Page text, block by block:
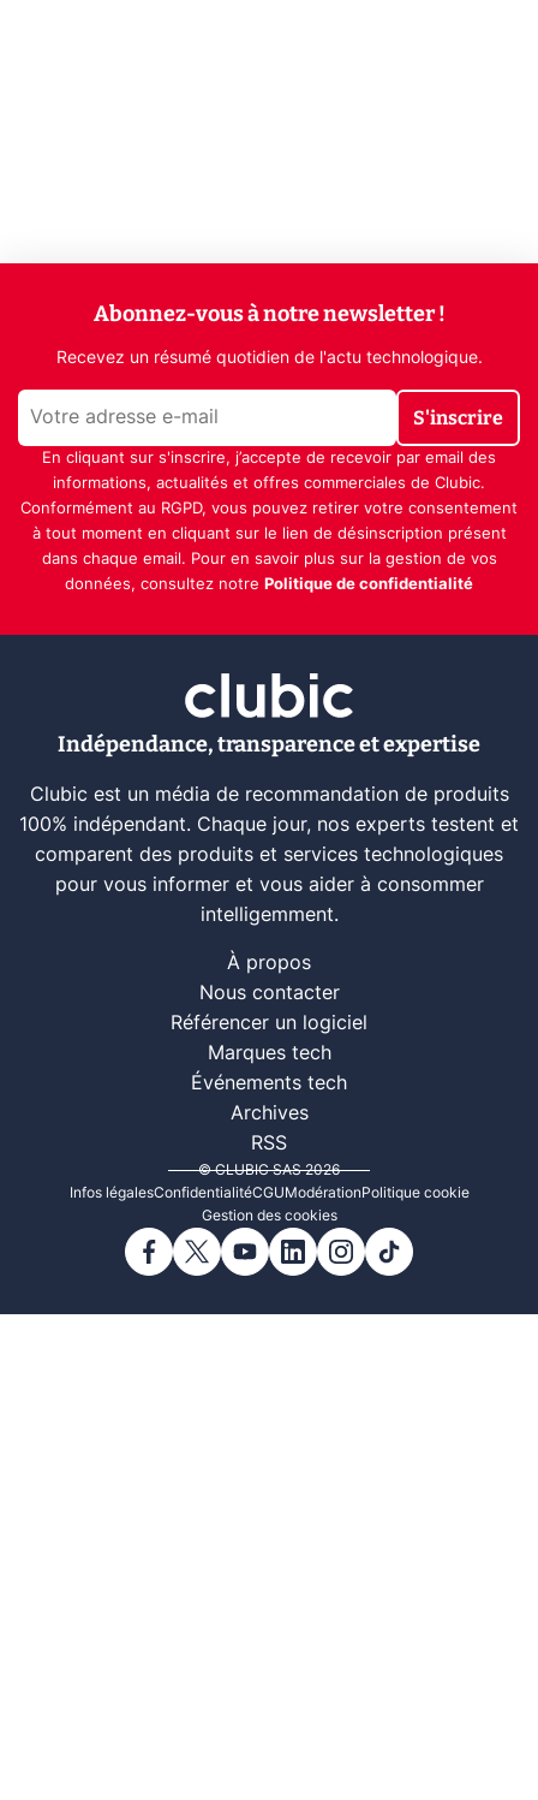
Abonnez-vous à notre newsletter !
Recevez un résumé quotidien de l'actu technologique.
S'inscrire
En cliquant sur s'inscrire, j’accepte de recevoir par email des
informations, actualités et offres commerciales de Clubic.
Conformément au RGPD, vous pouvez retirer votre consentement
à tout moment en cliquant sur le lien de désinscription présent
dans chaque email. Pour en savoir plus sur la gestion de vos
données, consultez notre Politique de confidentialité
Indépendance, transparence et expertise
Clubic est un média de recommandation de produits
100% indépendant. Chaque jour, nos experts testent et
comparent des produits et services technologiques
pour vous informer et vous aider à consommer
intelligemment.
À propos
Nous contacter
Référencer un logiciel
Marques tech
Événements tech
Archives
RSS
© CLUBIC SAS 2026
Infos légalesConfidentialitéCGUModérationPolitique cookie
Gestion des cookies